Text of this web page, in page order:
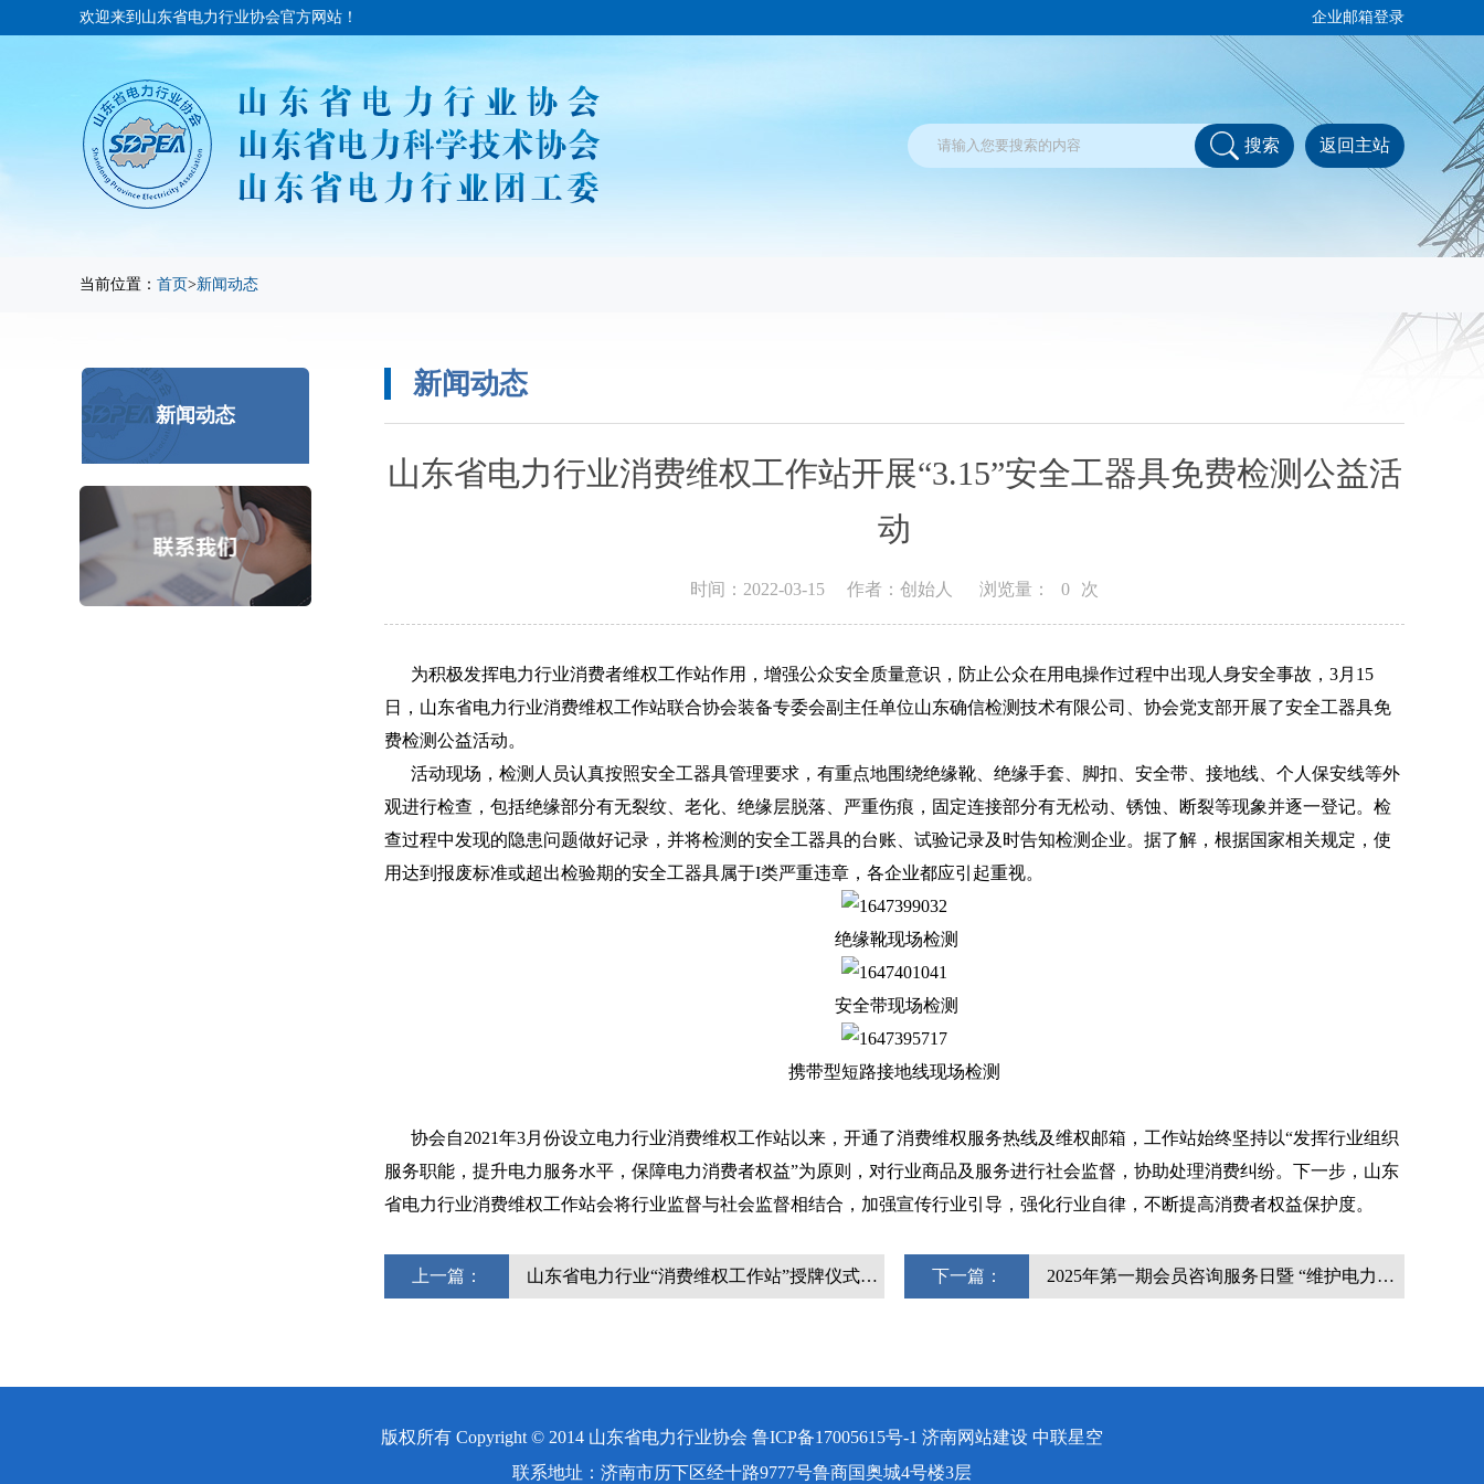
欢迎来到山东省电力行业协会官方网站！ 企业邮箱登录
搜索 返回主站
当前位置： 首页>新闻动态
新闻动态
新闻动态
山东省电力行业消费维权工作站开展“3.15”安全工器具免费检测公益活
动
时间：2022-03-15 作者：创始人 浏览量： 0 次
为积极发挥电力行业消费者维权工作站作用，增强公众安全质量意识，防止公众在用电操作过程中出现人身安全事故，3月15
日，山东省电力行业消费维权工作站联合协会装备专委会副主任单位山东确信检测技术有限公司、协会党支部开展了安全工器具免
费检测公益活动。
活动现场，检测人员认真按照安全工器具管理要求，有重点地围绕绝缘靴、绝缘手套、脚扣、安全带、接地线、个人保安线等外
观进行检查，包括绝缘部分有无裂纹、老化、绝缘层脱落、严重伤痕，固定连接部分有无松动、锈蚀、断裂等现象并逐一登记。检
查过程中发现的隐患问题做好记录，并将检测的安全工器具的台账、试验记录及时告知检测企业。据了解，根据国家相关规定，使
用达到报废标准或超出检验期的安全工器具属于Ι类严重违章，各企业都应引起重视。
绝缘靴现场检测
安全带现场检测
携带型短路接地线现场检测
协会自2021年3月份设立电力行业消费维权工作站以来，开通了消费维权服务热线及维权邮箱，工作站始终坚持以“发挥行业组织
服务职能，提升电力服务水平，保障电力消费者权益”为原则，对行业商品及服务进行社会监督，协助处理消费纠纷。下一步，山东
省电力行业消费维权工作站会将行业监督与社会监督相结合，加强宣传行业引导，强化行业自律，不断提高消费者权益保护度。
上一篇： 山东省电力行业“消费维权工作站”授牌仪式暨电力营销服务工作交... 下一篇： 2025年第一期会员咨询服务日暨 “维护电力消费权益，共建和...
版权所有 Copyright © 2014 山东省电力行业协会 鲁ICP备17005615号-1 济南网站建设 中联星空
联系地址：济南市历下区经十路9777号鲁商国奥城4号楼3层